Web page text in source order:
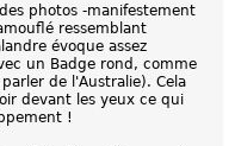
photos -manifestement
ressemblant
évoque assez
un Badge rond, comme
de l'Australie). Cela
devant les yeux ce qui
!